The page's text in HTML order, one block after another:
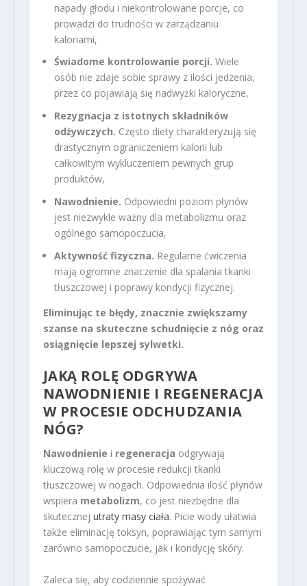
napady głodu i niekontrolowane porcje, co
prowadzi do trudności w zarządzaniu
kaloriami,
Świadome kontrolowanie porcji. Wiele
osób nie zdaje sobie sprawy z ilości jedzenia,
przez co pojawiają się nadwyżki kaloryczne,
Rezygnacja z istotnych składników
odżywczych. Często diety charakteryzują się
drastycznym ograniczeniem kalorii lub
całkowitym wykluczeniem pewnych grup
produktów,
Nawodnienie. Odpowiedni poziom płynów
jest niezwykle ważny dla metabolizmu oraz
ogólnego samopoczucia,
Aktywność fizyczna. Regularne ćwiczenia
mają ogromne znaczenie dla spalania tkanki
tłuszczowej i poprawy kondycji fizycznej.
Eliminując te błędy, znacznie zwiększamy
szanse na skuteczne schudnięcie z nóg oraz
osiągnięcie lepszej sylwetki.
JAKĄ ROLĘ ODGRYWA
NAWODNIENIE I REGENERACJA
W PROCESIE ODCHUDZANIA
NÓG?
Nawodnienie i regeneracja odgrywają
kluczową rolę w procesie redukcji tkanki
tłuszczowej w nogach. Odpowiednia ilość płynów
wspiera metabolizm, co jest niezbędne dla
skutecznej utraty masy ciała. Picie wody ułatwia
także eliminację toksyn, poprawiając tym samym
zarówno samopoczucie, jak i kondycję skóry.
Zaleca się, aby codziennie spożywać